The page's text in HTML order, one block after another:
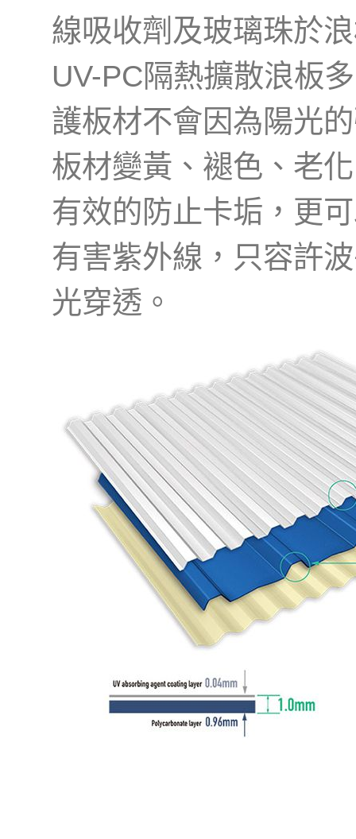
線吸收劑及玻璃珠於
UV-PC隔熱擴散浪板
護板材不會因為陽光
板材變黃、褪色、老
有效的防止卡垢，更
有害紫外線，只容許
光穿透。